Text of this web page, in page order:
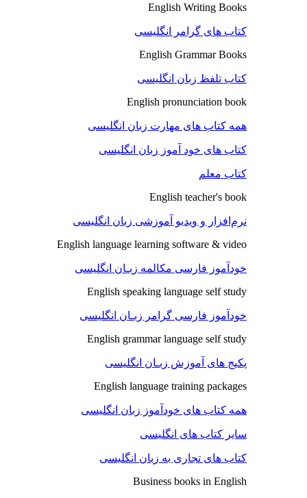
English Writing Books
کتاب های گرامر انگلیسی
English Grammar Books
کتاب تلفظ زبان انگلیسی
English pronunciation book
همه کتاب های مهارت زبان انگلیسی
کتاب های خود آموز زبان انگلیسی
کتاب معلم
English teacher's book
نرم‌افزار و ویدیو آموزشی زبان انگلیسی
English language learning software & video
خودآموز فارسی مکالمه زبـان انگلیسی
English speaking language self study
خودآموز فارسی گرامر زبـان انگلیسی
English grammar language self study
پکیج های آموزش زبـان انگلیسی
English language training packages
همه کتاب های خودآموز زبان انگلیسی
سایر کتاب های انگلیسی
کتاب های تجاری به زبان انگلیسی
Business books in English